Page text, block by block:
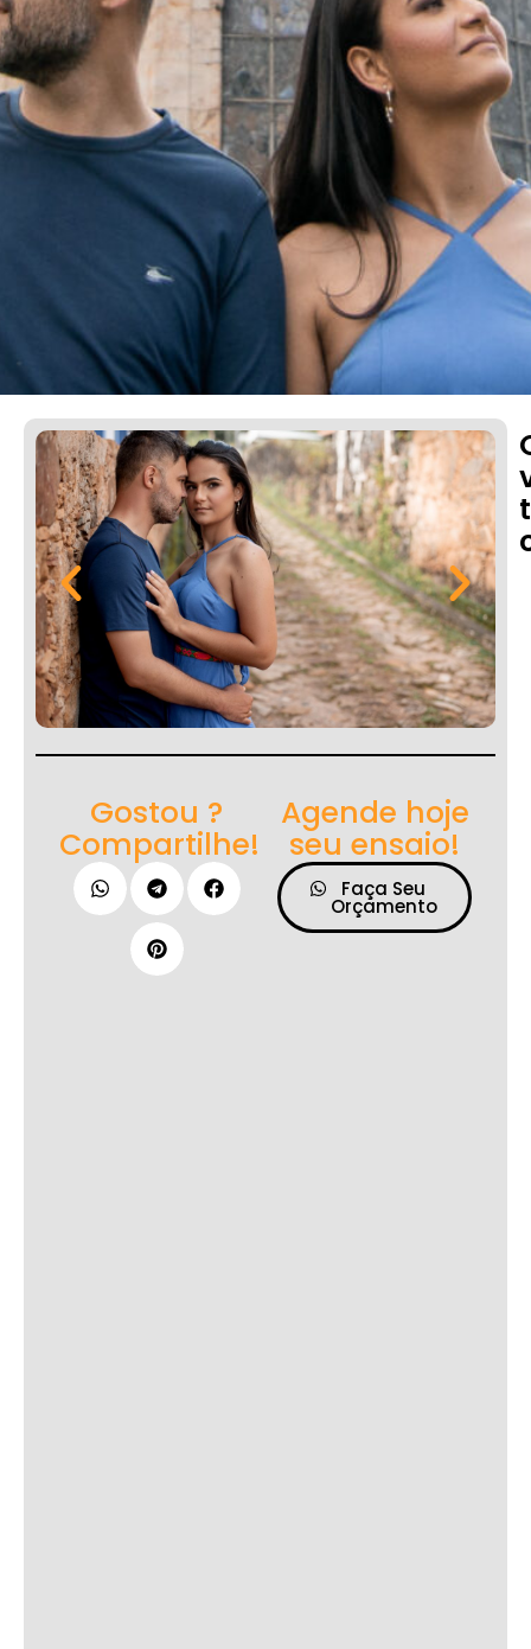
Gostou ?
Compartilhe!
Agende hoje
seu ensaio!
Faça Seu
Orçamento